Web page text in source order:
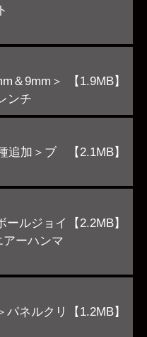
セット
＆9mm＞
ンチ
【1.9MB】
追加＞ブ
【2.1MB】
ールジョイ
アーハンマ
【2.2MB】
パネルクリ
【1.2MB】